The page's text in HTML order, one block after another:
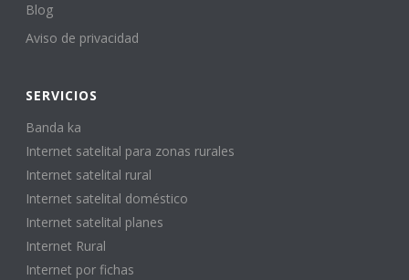
Blog
Aviso de privacidad
SERVICIOS
Banda ka
Internet satelital para zonas rurales
Internet satelital rural
Internet satelital doméstico
Internet satelital planes
Internet Rural
Internet por fichas